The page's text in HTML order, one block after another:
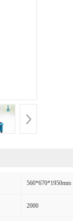
560*670*1950mm
2000